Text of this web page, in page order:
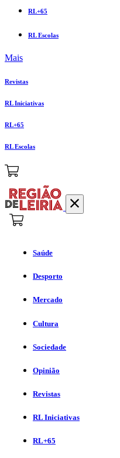
RL+65
RL Escolas
Mais
Revistas
RL Iniciativas
RL+65
RL Escolas
Saúde
Desporto
Mercado
Cultura
Sociedade
Opinião
Revistas
RL Iniciativas
RL+65